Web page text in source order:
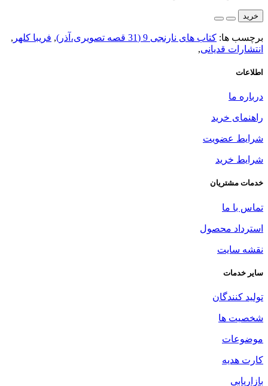
خرید
برچسب ها: کتاب های نارنجی 9 (31 قصه تصویری،آذر) , فریبا کلهر ,
انتشارات قدیانی,
اطلاعات
درباره ما
راهنمای خرید
شرایط عضویت
شرایط خرید
خدمات مشتریان
تماس با ما
استرداد محصول
نقشه سایت
سایر خدمات
تولید کنندگان
شخصیت ها
موضوعات
کارت هدیه
بازاریابی